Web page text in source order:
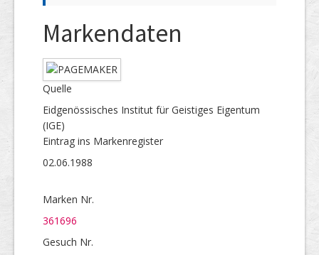
Markendaten
Quelle
Eidgenössisches Institut für Geistiges Eigentum
(IGE)
Eintrag ins Markenregister
02.06.1988
Marken Nr.
361696
Gesuch Nr.